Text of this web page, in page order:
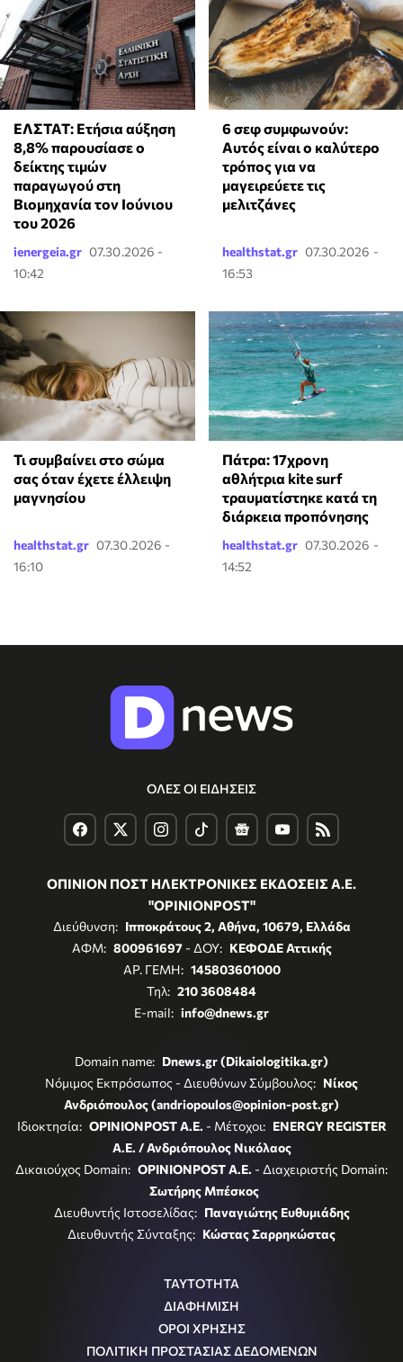
ΕΛΣΤΑΤ: Ετήσια αύξηση
8,8% παρουσίασε ο
δείκτης τιμών
παραγωγού στη
Βιομηχανία τον Ιούνιου
του 2026
ienergeia.gr 07.30.2026 -
10:42
6 σεφ συμφωνούν:
Αυτός είναι ο καλύτερο
τρόπος για να
μαγειρεύετε τις
μελιτζάνες
healthstat.gr 07.30.2026 -
16:53
Τι συμβαίνει στο σώμα
σας όταν έχετε έλλειψη
μαγνησίου
healthstat.gr 07.30.2026 -
16:10
Πάτρα: 17χρονη
αθλήτρια kite surf
τραυματίστηκε κατά τη
διάρκεια προπόνησης
healthstat.gr 07.30.2026 -
14:52
ΟΛΕΣ ΟΙ ΕΙΔΗΣΕΙΣ
ΟΠΙΝΙΟΝ ΠΟΣΤ ΗΛΕΚΤΡΟΝΙΚΕΣ ΕΚΔΟΣΕΙΣ Α.Ε.
"OPINIONPOST"
Διεύθυνση: Ιπποκράτους 2, Αθήνα, 10679, Ελλάδα
ΑΦΜ: 800961697- ΔΟΥ: ΚΕΦΟΔΕ Αττικής
ΑΡ. ΓΕΜΗ: 145803601000
Τηλ: 210 3608484
E-mail: info@dnews.gr
Domain name: Dnews.gr (Dikaiologitika.gr)
Νόμιμος Εκπρόσωπος - Διευθύνων Σύμβουλος: Νίκος
Ανδριόπουλος (andriopoulos@opinion-post.gr)
Ιδιοκτησία: OPINIONPOST A.E. - Μέτοχοι: ENERGY REGISTER
Α.Ε. / Ανδριόπουλος Νικόλαος
Δικαιούχος Domain: OPINIONPOST A.E. - Διαχειριστής Domain:
Σωτήρης Μπέσκος
Διευθυντής Ιστοσελίδας: Παναγιώτης Ευθυμιάδης
Διευθυντής Σύνταξης: Κώστας Σαρρηκώστας
ΤΑΥΤΟΤΗΤΑ
ΔΙΑΦΗΜΙΣΗ
ΟΡΟΙ ΧΡΗΣΗΣ
ΠΟΛΙΤΙΚΗ ΠΡΟΣΤΑΣΙΑΣ ΔΕΔΟΜΕΝΩΝ